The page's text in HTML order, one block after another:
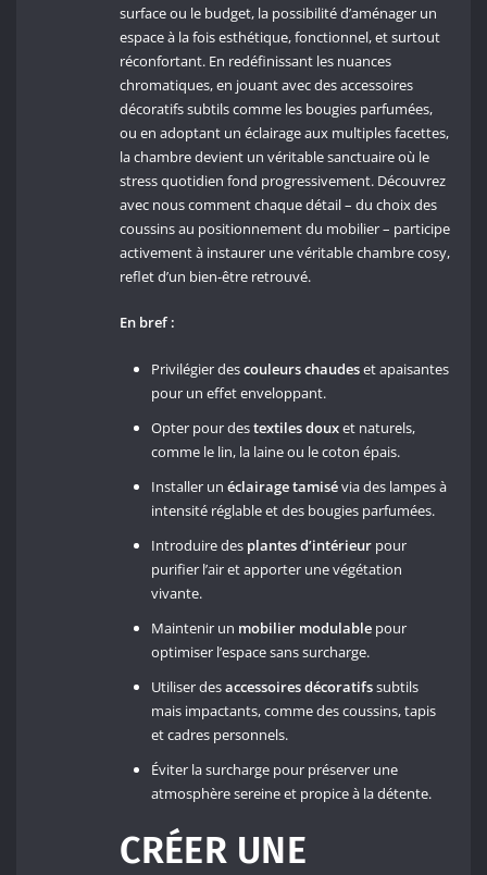
surface ou le budget, la possibilité d’aménager un
espace à la fois esthétique, fonctionnel, et surtout
réconfortant. En redéfinissant les nuances
chromatiques, en jouant avec des accessoires
décoratifs subtils comme les bougies parfumées,
ou en adoptant un éclairage aux multiples facettes,
la chambre devient un véritable sanctuaire où le
stress quotidien fond progressivement. Découvrez
avec nous comment chaque détail – du choix des
coussins au positionnement du mobilier – participe
activement à instaurer une véritable chambre cosy,
reflet d’un bien-être retrouvé.
En bref :
Privilégier descouleurs chaudeset apaisantes
pour un effet enveloppant.
Opter pour destextiles douxet naturels,
comme le lin, la laine ou le coton épais.
Installer unéclairage tamisévia des lampes à
intensité réglable et des bougies parfumées.
Introduire des plantes d’intérieur pour
purifier l’air et apporter une végétation
vivante.
Maintenir un mobilier modulable pour
optimiser l’espace sans surcharge.
Utiliser desaccessoires décoratifssubtils
mais impactants, comme des coussins, tapis
et cadres personnels.
Éviter la surcharge pour préserver une
atmosphère sereine et propice à la détente.
CRÉER UNE